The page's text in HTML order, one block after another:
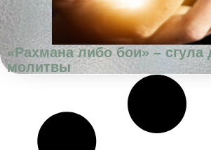
«Рахмана либо бои» – сгула
молитвы